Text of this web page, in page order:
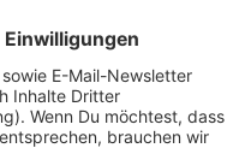
Studioalben
"Moon Music" ist